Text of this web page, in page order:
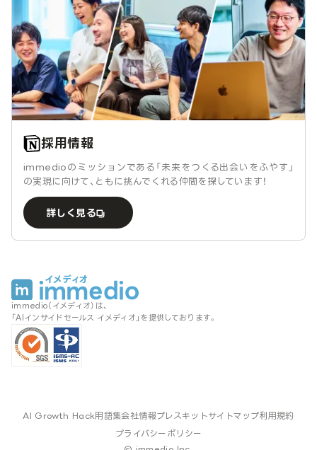
採用情報
immedioのミッションである「未来をつくる出会いをふやす」
の実現に向けて、ともに挑んでくれる仲間を探しています！
詳しく見る
immedio（イメディオ）は、
「AIインサイドセールス イメディオ」を提供しております。
AI Growth Hack用語集会社情報プレスキットサイトマップ利用規約
プライバシーポリシー